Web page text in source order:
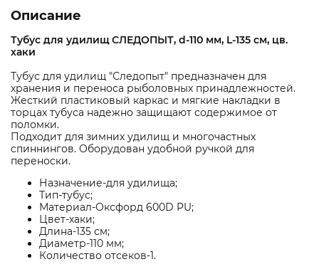
Описание
Тубус для удилищ СЛЕДОПЫТ, d-110 мм, L-135 см, цв.
хаки
Тубус для удилищ "Следопыт" предназначен для
хранения и переноса рыболовных принадлежностей.
Жесткий пластиковый каркас и мягкие накладки в
торцах тубуса надежно защищают содержимое от
поломки.
Подходит для зимних удилищ и многочастных
спиннингов. Оборудован удобной ручкой для
переноски.
Назначение-для удилища;
Тип-тубус;
Материал-Оксфорд 600D PU;
Цвет-хаки;
Длина-135 см;
Диаметр-110 мм;
Количество отсеков-1.